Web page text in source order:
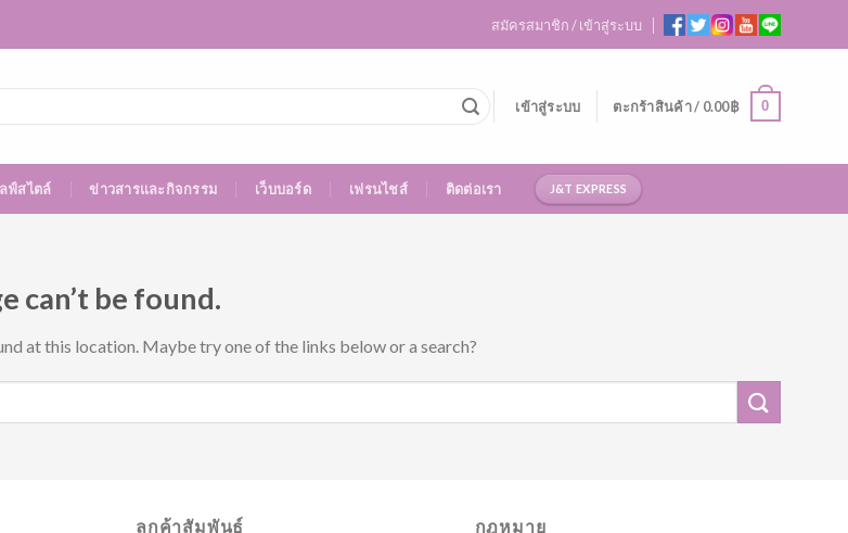
สมัครสมาชิก / เข้าสู่ระบบ
เข้าสู่ระบบ ตะกร้าสินค้า / 0.00฿ 0
ฟ์สไตล์ ข่าวสารและกิจกรรม เว็บบอร์ด เฟรนไชส์ ติดต่อเรา J&T EXPRESS
can’t be found.
at this location. Maybe try one of the links below or a search?
ลูกค้าสัมพันธ์ กฎหมาย